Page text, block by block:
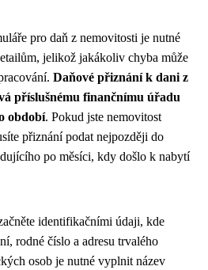
pro daň z nemovitosti je nutné
jelikož jakákoliv chyba může
Daňové přiznání k dani z
příslušnému finančnímu úřadu
období. Pokud jste nemovitost
přiznání podat nejpozději do
po měsíci, kdy došlo k nabytí
identifikačními údaji, kde
rodné číslo a adresu trvalého
osob je nutné vyplnit název